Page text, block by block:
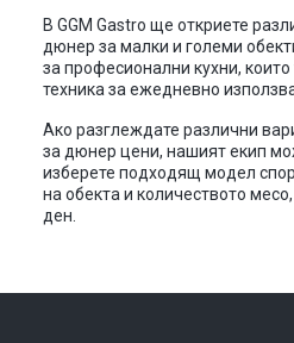
В GGM Gastro ще откриете
дюнер за малки и големи
за професионални кухни,
техника за ежедневно
Ако разглеждате различни
за дюнер цени, нашият екип
изберете подходящ модел
на обекта и количеството
ден.